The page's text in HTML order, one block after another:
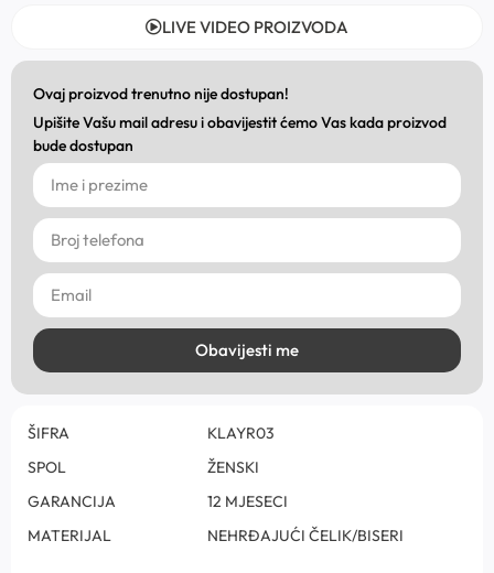
LIVE VIDEO PROIZVODA
Ovaj proizvod trenutno nije dostupan!
Upišite Vašu mail adresu i obavijestit ćemo Vas kada proizvod
bude dostupan
Obavijesti me
ŠIFRA
KLAYR03
SPOL
ŽENSKI
GARANCIJA
12 MJESECI
MATERIJAL
NEHRĐAJUĆI ČELIK/BISERI